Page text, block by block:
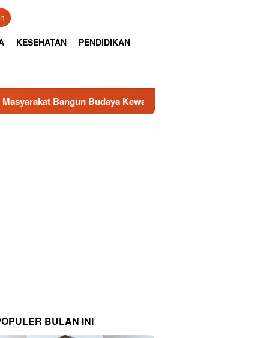
KESEHATAN PENDIDIKAN
Kewaspadaan Kantibmas di Lingkungan Masyarakat
BULAN INI